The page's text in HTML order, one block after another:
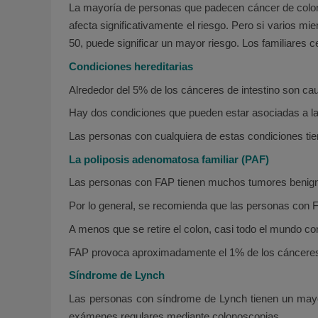
La mayoría de personas que padecen cáncer de
afecta significativamente el riesgo. Pero si varios
50, puede significar un mayor riesgo. Los familiares
Condiciones hereditarias
Alrededor del 5% de los cánceres de intestino son
Hay dos condiciones que pueden estar asociadas a
Las personas con cualquiera de estas condiciones
La poliposis adenomatosa familiar (PAF)
Las personas con FAP tienen muchos tumores
Por lo general, se recomienda que las personas con
A menos que se retire el colon, casi todo el mundo
FAP provoca aproximadamente el 1% de los
Síndrome de Lynch
Las personas con síndrome de Lynch tienen un